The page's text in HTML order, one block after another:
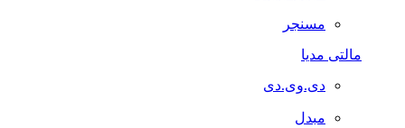
مسنجر
مالتی مدیا
دی.وی.دی
مبدل